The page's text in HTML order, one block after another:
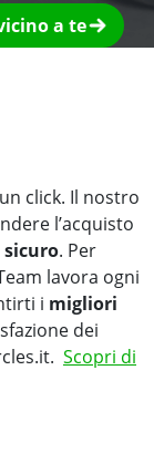
a te
click. Il nostro
l’acquisto
sicuro. Per
lavora ogni
i migliori
dei
Scopri di